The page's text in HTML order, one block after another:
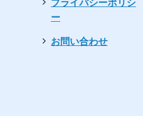
プライバシーポリシ
ー
お問い合わせ